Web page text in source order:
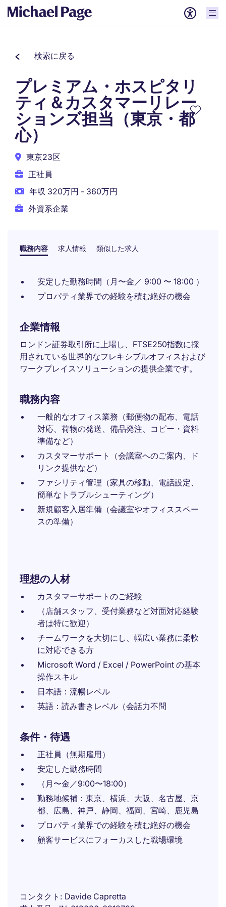
検索に戻る
プレミアム・ホスピタリ
ティ＆カスタマーリレー
ションズ担当（東京・都
心）
東京23区
正社員
年収 320万円 - 360万円
外資系企業
職務内容 求人情報 類似した求人
安定した勤務時間（月〜金／ 9:00 〜 18:00 ）
プロパティ業界での経験を積む絶好の機会
企業情報
ロンドン証券取引所に上場し、FTSE250指数に採
用されている世界的なフレキシブルオフィスおよび
ワークプレイスソリューションの提供企業です。
職務内容
一般的なオフィス業務（郵便物の配布、電話
対応、荷物の発送、備品発注、コピー・資料
準備など）
カスタマーサポート（会議室へのご案内、ド
リンク提供など）
ファシリティ管理（家具の移動、電話設定、
簡単なトラブルシューティング）
新規顧客入居準備（会議室やオフィススペー
スの準備）
理想の人材
カスタマーサポートのご経験
（店舗スタッフ、受付業務など対面対応経験
者は特に歓迎）
チームワークを大切にし、幅広い業務に柔軟
に対応できる方
Microsoft Word / Excel / PowerPoint の基本
操作スキル
日本語：流暢レベル
英語：読み書きレベル（会話力不問
条件・待遇
正社員（無期雇用）
安定した勤務時間
（月〜金／9:00〜18:00）
勤務地候補：東京、横浜、大阪、名古屋、京
都、広島、神戸、静岡、福岡、宮崎、鹿児島
プロパティ業界での経験を積む絶好の機会
顧客サービスにフォーカスした職場環境
コンタクト
Davide Capretta